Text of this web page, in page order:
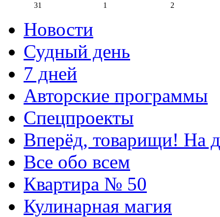
31
1 2
Новости
Судный день
7 дней
Авторские программы
Спецпроекты
Вперёд, товарищи! На
Все обо всем
Квартира № 50
Кулинарная магия